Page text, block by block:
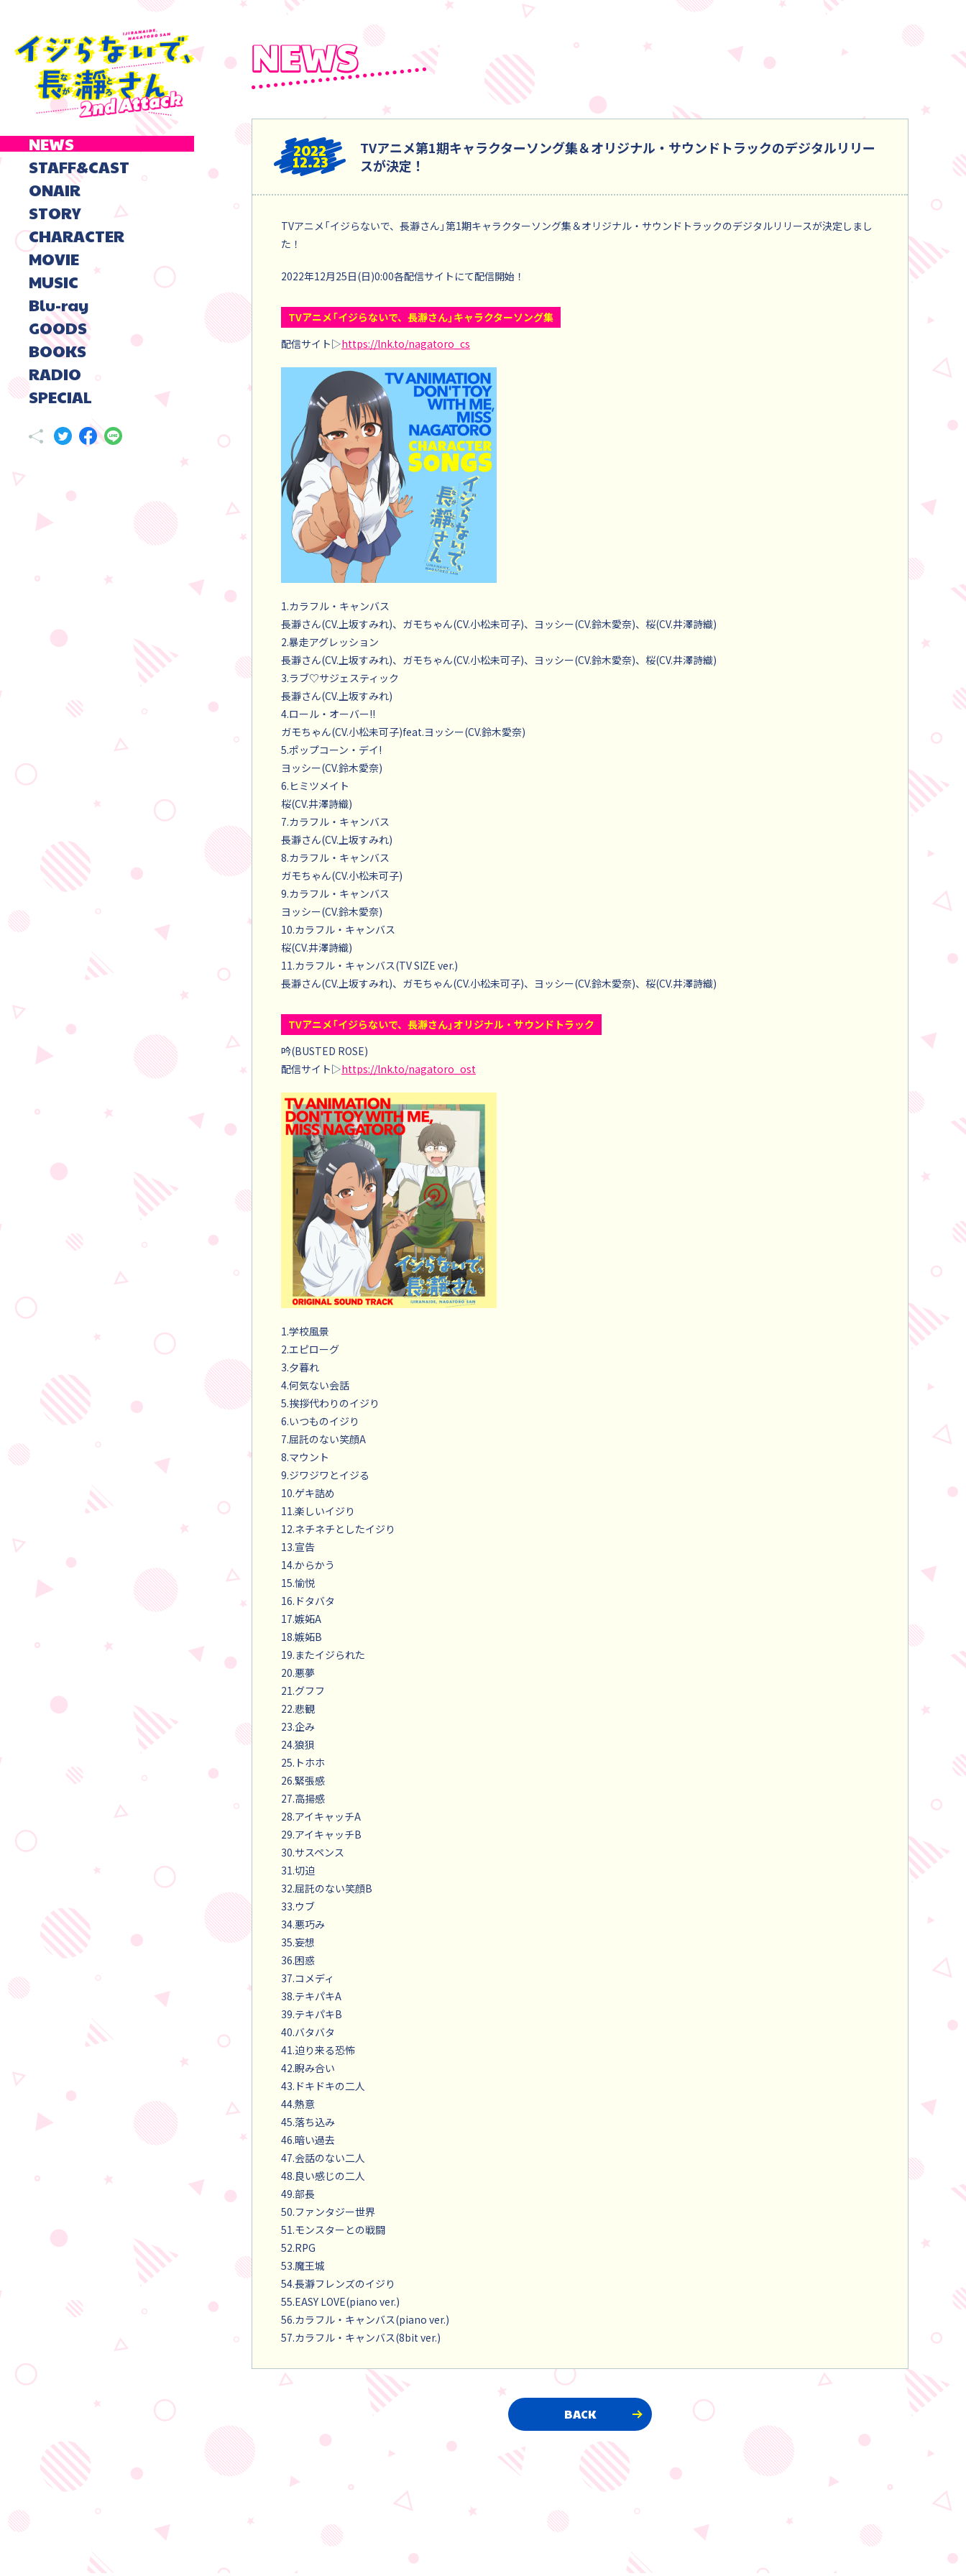
NEWS
STAFF&CAST
ONAIR
STORY
CHARACTER
MOVIE
MUSIC
Blu-ray
GOODS
BOOKS
RADIO
SPECIAL
2022
12.23
TVアニメ第1期キャラクターソング集＆オリジナル・サウンドトラックのデジタルリリー
スが決定！
TVアニメ「イジらないで、長瀞さん」第1期キャラクターソング集＆オリジナル・サウンドトラックのデジタルリリースが決定しまし
た！
2022年12月25日(日)0:00各配信サイトにて配信開始！
TVアニメ「イジらないで、長瀞さん」キャラクターソング集
配信サイト▷https://lnk.to/nagatoro_cs
1.カラフル・キャンバス
長瀞さん(CV.上坂すみれ)、ガモちゃん(CV.小松未可子)、ヨッシー(CV.鈴木愛奈)、桜(CV.井澤詩織)
2.暴走アグレッション
長瀞さん(CV.上坂すみれ)、ガモちゃん(CV.小松未可子)、ヨッシー(CV.鈴木愛奈)、桜(CV.井澤詩織)
3.ラブ♡サジェスティック
長瀞さん(CV.上坂すみれ)
4.ロール・オーバー!!
ガモちゃん(CV.小松未可子)feat.ヨッシー(CV.鈴木愛奈)
5.ポップコーン・デイ!
ヨッシー(CV.鈴木愛奈)
6.ヒミツメイト
桜(CV.井澤詩織)
7.カラフル・キャンバス
長瀞さん(CV.上坂すみれ)
8.カラフル・キャンバス
ガモちゃん(CV.小松未可子)
9.カラフル・キャンバス
ヨッシー(CV.鈴木愛奈)
10.カラフル・キャンバス
桜(CV.井澤詩織)
11.カラフル・キャンバス(TV SIZE ver.)
長瀞さん(CV.上坂すみれ)、ガモちゃん(CV.小松未可子)、ヨッシー(CV.鈴木愛奈)、桜(CV.井澤詩織)
TVアニメ「イジらないで、長瀞さん」オリジナル・サウンドトラック
吟(BUSTED ROSE)
配信サイト▷https://lnk.to/nagatoro_ost
1.学校風景
2.エピローグ
3.夕暮れ
4.何気ない会話
5.挨拶代わりのイジり
6.いつものイジり
7.屈託のない笑顔A
8.マウント
9.ジワジワとイジる
10.ゲキ詰め
11.楽しいイジり
12.ネチネチとしたイジり
13.宣告
14.からかう
15.愉悦
16.ドタバタ
17.嫉妬A
18.嫉妬B
19.またイジられた
20.悪夢
21.グフフ
22.悲観
23.企み
24.狼狽
25.トホホ
26.緊張感
27.高揚感
28.アイキャッチA
29.アイキャッチB
30.サスペンス
31.切迫
32.屈託のない笑顔B
33.ウブ
34.悪巧み
35.妄想
36.困惑
37.コメディ
38.テキパキA
39.テキパキB
40.バタバタ
41.迫り来る恐怖
42.睨み合い
43.ドキドキの二人
44.熱意
45.落ち込み
46.暗い過去
47.会話のない二人
48.良い感じの二人
49.部長
50.ファンタジー世界
51.モンスターとの戦闘
52.RPG
53.魔王城
54.長瀞フレンズのイジり
55.EASY LOVE(piano ver.)
56.カラフル・キャンバス(piano ver.)
57.カラフル・キャンバス(8bit ver.)
BACK